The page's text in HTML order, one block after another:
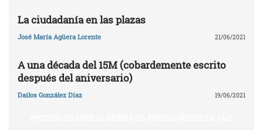
La ciudadanía en las plazas
José María Agüera Lorente 21/06/2021
A una década del 15M (cobardemente escrito
después del aniversario)
Dailos González Díaz 19/06/2021